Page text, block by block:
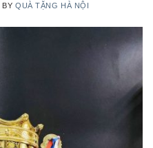
BYQUÀ TẶNG HÀ NỘI